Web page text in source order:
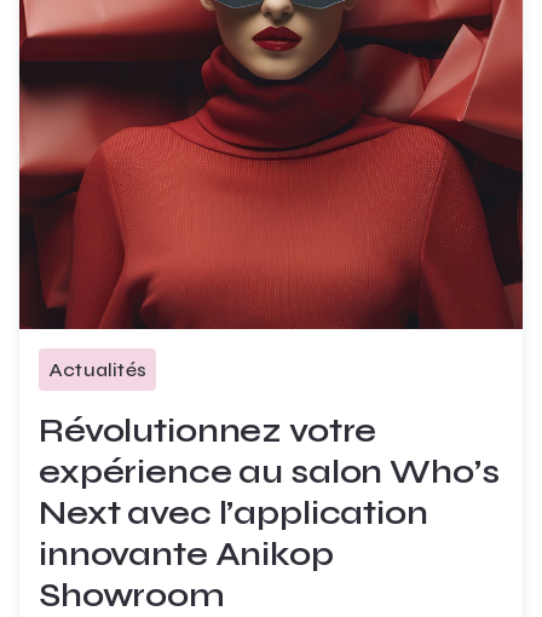
Actualités
Révolutionnez votre
expérience au salon Who’s
Next avec l’application
innovante Anikop
Showroom